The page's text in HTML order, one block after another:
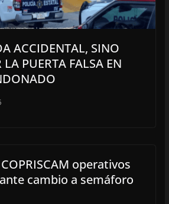
ACCIDENTAL, SINO
LA PUERTA FALSA EN
operativos
cambio a semáforo